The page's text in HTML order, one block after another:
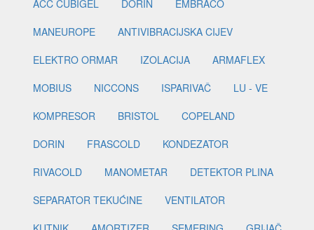
ACC CUBIGEL
DORIN
EMBRACO
MANEUROPE
ANTIVIBRACIJSKA CIJEV
ELEKTRO ORMAR
IZOLACIJA
ARMAFLEX
MOBIUS
NICCONS ISPARIVAČ
LU - VE
KOMPRESOR
BRISTOL
COPELAND
DORIN
FRASCOLD
KONDEZATOR
RIVACOLD
MANOMETAR
DETEKTOR PLINA
SEPARATOR TEKUĆINE
VENTILATOR